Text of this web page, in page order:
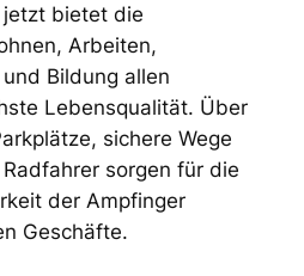
bietet die
Arbeiten,
Bildung allen
Lebensqualität. Über
sichere Wege
sorgen für die
der Ampfinger
Geschäfte.